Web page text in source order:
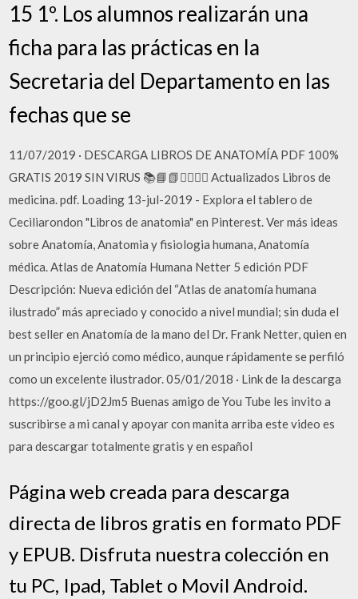
15 1º. Los alumnos realizarán una
ficha para las prácticas en la
Secretaria del Departamento en las
fechas que se
11/07/2019 · DESCARGA LIBROS DE ANATOMÍA PDF 100%
GRATIS 2019 SIN VIRUS 📚📘📗👨‍⚕️👩‍⚕️ Actualizados Libros de
medicina. pdf. Loading 13-jul-2019 - Explora el tablero de
Ceciliarondon "Libros de anatomia" en Pinterest. Ver más ideas
sobre Anatomía, Anatomia y fisiologia humana, Anatomía
médica. Atlas de Anatomía Humana Netter 5 edición PDF
Descripción: Nueva edición del “Atlas de anatomía humana
ilustrado” más apreciado y conocido a nivel mundial; sin duda el
best seller en Anatomía de la mano del Dr. Frank Netter, quien en
un principio ejerció como médico, aunque rápidamente se perfiló
como un excelente ilustrador. 05/01/2018 · Link de la descarga
https://goo.gl/jD2Jm5 Buenas amigo de You Tube les invito a
suscribirse a mi canal y apoyar con manita arriba este video es
para descargar totalmente gratis y en español
Página web creada para descarga
directa de libros gratis en formato PDF
y EPUB. Disfruta nuestra colección en
tu PC, Ipad, Tablet o Movil Android.